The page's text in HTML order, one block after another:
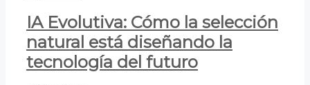
IA Evolutiva: Cómo la selección
natural está diseñando la
tecnología del futuro